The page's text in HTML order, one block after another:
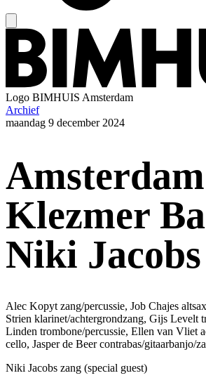
Logo BIMHUIS Amsterdam
Archief
maandag 9 december 2024
Amsterdam
Klezmer
Niki Jacobs
Alec Kopyt zang/percussie, Job Chajes
Strien klarinet/achtergrondzang, Gijs Levelt
Linden trombone/percussie, Ellen van Vliet
cello, Jasper de Beer contrabas/gitaarbanjo/
Niki Jacobs zang (special guest)